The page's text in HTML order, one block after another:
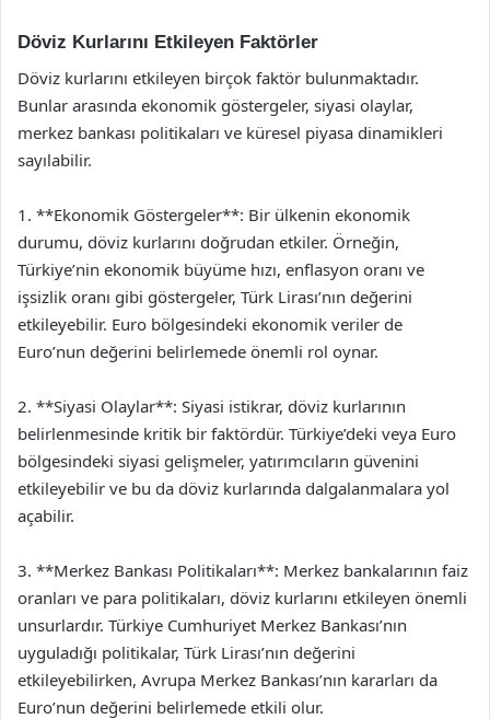
Döviz Kurlarını Etkileyen Faktörler
Döviz kurlarını etkileyen birçok faktör bulunmaktadır.
Bunlar arasında ekonomik göstergeler, siyasi olaylar,
merkez bankası politikaları ve küresel piyasa dinamikleri
sayılabilir.
1. **Ekonomik Göstergeler**: Bir ülkenin ekonomik
durumu, döviz kurlarını doğrudan etkiler. Örneğin,
Türkiye’nin ekonomik büyüme hızı, enflasyon oranı ve
işsizlik oranı gibi göstergeler, Türk Lirası’nın değerini
etkileyebilir. Euro bölgesindeki ekonomik veriler de
Euro’nun değerini belirlemede önemli rol oynar.
2. **Siyasi Olaylar**: Siyasi istikrar, döviz kurlarının
belirlenmesinde kritik bir faktördür. Türkiye’deki veya Euro
bölgesindeki siyasi gelişmeler, yatırımcıların güvenini
etkileyebilir ve bu da döviz kurlarında dalgalanmalara yol
açabilir.
3. **Merkez Bankası Politikaları**: Merkez bankalarının faiz
oranları ve para politikaları, döviz kurlarını etkileyen önemli
unsurlardır. Türkiye Cumhuriyet Merkez Bankası’nın
uyguladığı politikalar, Türk Lirası’nın değerini
etkileyebilirken, Avrupa Merkez Bankası’nın kararları da
Euro’nun değerini belirlemede etkili olur.